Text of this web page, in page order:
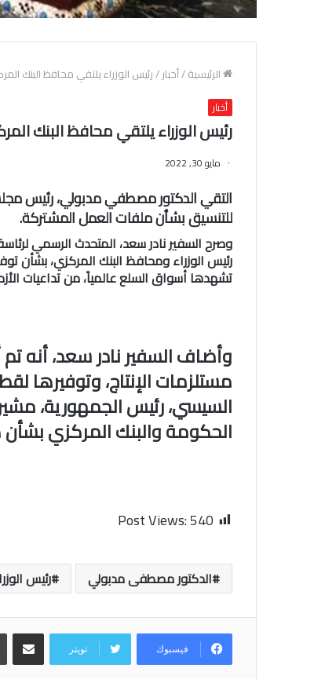
الرئيسية/أخبار/رئيس الوزراء يلتقي محافظ البنك
أخبار
رئيس الوزراء يلتقي محافظ البنك
مايو 30, 2022
التقي الدكتور مصطفي مدبولي، رئيس مجلس
للتنسيق بشأن ملفات العمل المشتركة.
وصرح السفير نادر سعد، المتحدث الرسمي
رئيس الوزراء ومحافظ البنك المركزي، بشأن
تشهدها أسواق السلع عالمياً، من تداعيات
وأضاف السفير نادر سعد، أنه
مستلزمات الإنتاج، وتوفيرها
السيسي، رئيس الجمهورية،
الحكومة والبنك المركزي
Post Views:540
الدكتور مصطفى مدبولي رئيس
فيسبوك تويتر